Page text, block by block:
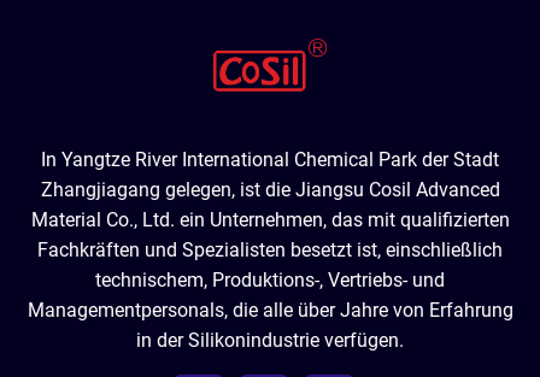
In Yangtze River International Chemical Park der Stadt
Zhangjiagang gelegen, ist die Jiangsu Cosil Advanced
Material Co., Ltd. ein Unternehmen, das mit qualifizierten
Fachkräften und Spezialisten besetzt ist, einschließlich
technischem, Produktions-, Vertriebs- und
Managementpersonals, die alle über Jahre von Erfahrung
in der Silikonindustrie verfügen.